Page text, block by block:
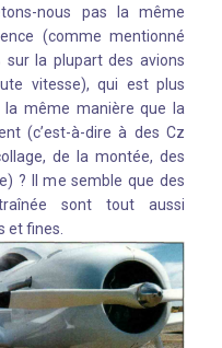
nous pas la même
(comme mentionné
la plupart des avions
vitesse), qui est plus
même manière que la
(c’est-à-dire à des Cz
de la montée, des
? Il me semble que des
sont tout aussi
et fines.